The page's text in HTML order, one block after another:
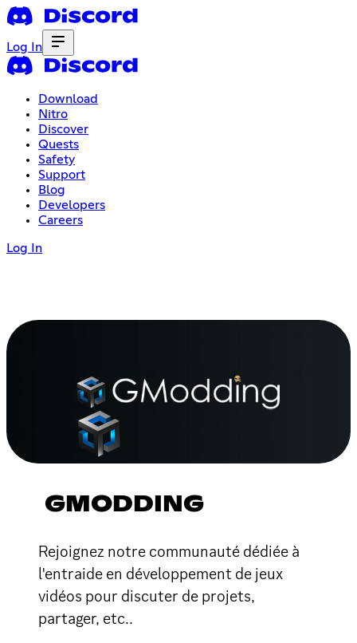
Log In
Download
Nitro
Discover
Quests
Safety
Support
Blog
Developers
Careers
Log In
GMODDING
Rejoignez notre communauté dédiée à
l'entraide en développement de jeux
vidéos pour discuter de projets,
partager, etc..